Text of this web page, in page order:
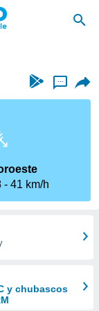
...
41 km/h
y chubascos